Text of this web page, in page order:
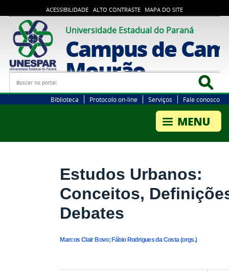
ACESSIBILIDADE ALTO CONTRASTE MAPA DO SITE
Universidade Estadual do Paraná
Campus de
Mourão
Busca
Biblioteca Protocolo on-line Serviços Fale conosco
Estudos Urbanos:
Conceitos,
Debates
Marcos Clair Bovo; Fábio Rodrigues da Costa (orgs.)